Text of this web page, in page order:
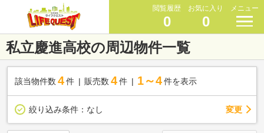
閲覧履歴
0
お気に入り
0
メニュー
私立慶進高校の周辺物件一覧
該当物件数 4件 販売数 4 件 1～4 件を表示
絞り込み条件： なし 変更